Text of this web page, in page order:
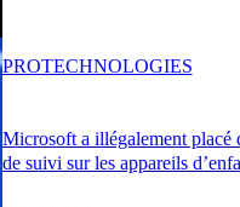
Microsoft a illégalement placé
de suivi sur les appareils
PROTECHNOLOGIES